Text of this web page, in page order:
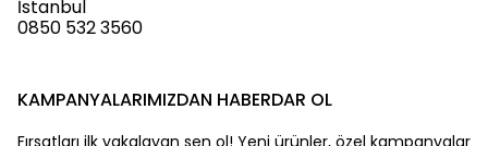
İstanbul
0850 532 3560
KAMPANYALARIMIZDAN HABERDAR OL
Fırsatları ilk yakalayan sen ol! Yeni ürünler, özel kampanyalar